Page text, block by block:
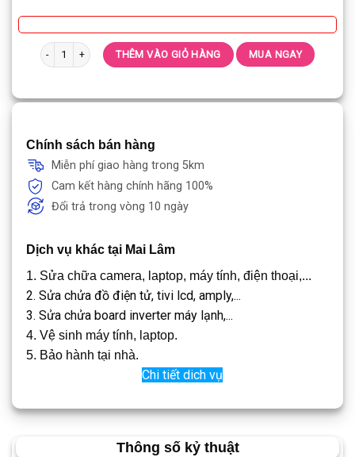
Camera HIKVISON DS-2CC52H1T-FITS - Chính hãng 100% số lượng
THÊM VÀO GIỎ HÀNG MUA NGAY
Chính sách bán hàng
Miễn phí giao hàng trong 5km
Cam kết hàng chính hãng 100%
Đổi trả trong vòng 10 ngày
Dịch vụ khác tại Mai Lâm
1. Sửa chữa camera, laptop, máy tính, điện thoại,...
2. Sửa chửa đồ điện tử, tivi lcd, amply,...
3. Sửa chửa board inverter máy lạnh,...
4. Vệ sinh máy tính, laptop.
5. Bảo hành tại nhà.
Chi tiết dich vụ
Thông số kỷ thuật